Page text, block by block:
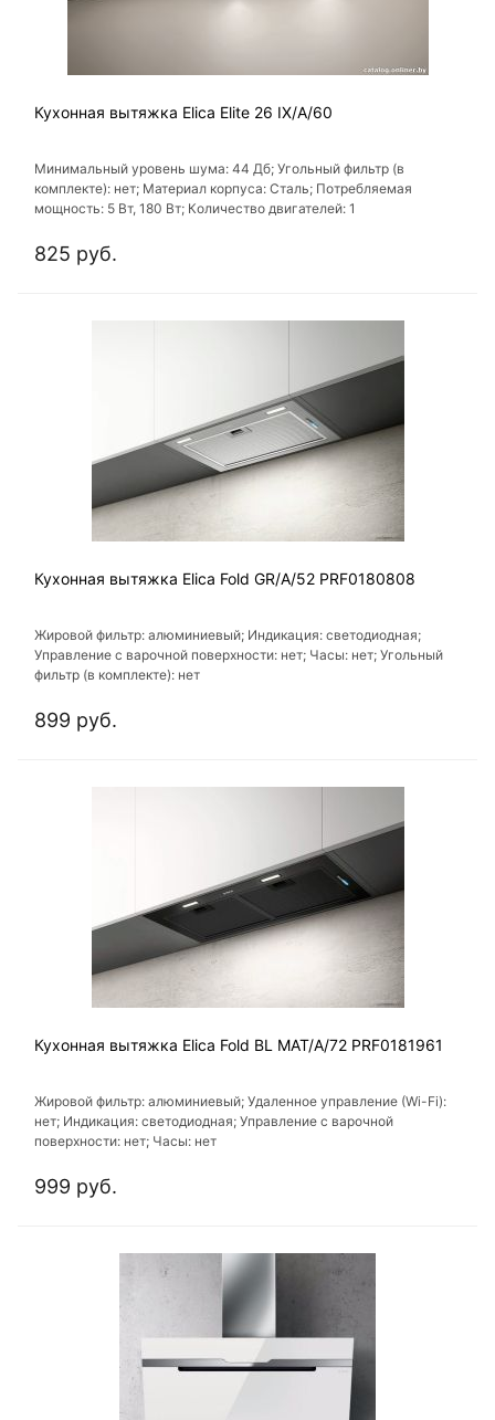
Кухонная вытяжка Elica Elite 26 IX/A/60
Минимальный уровень шума: 44 Дб; Угольный фильтр (в
комплекте): нет; Материал корпуса: Сталь; Потребляемая
мощность: 5 Вт, 180 Вт; Количество двигателей: 1
825 руб.
Кухонная вытяжка Elica Fold GR/A/52 PRF0180808
Жировой фильтр: алюминиевый; Индикация: светодиодная;
Управление с варочной поверхности: нет; Часы: нет; Угольный
фильтр (в комплекте): нет
899 руб.
Кухонная вытяжка Elica Fold BL MAT/A/72 PRF0181961
Жировой фильтр: алюминиевый; Удаленное управление (Wi-Fi):
нет; Индикация: светодиодная; Управление с варочной
поверхности: нет; Часы: нет
999 руб.